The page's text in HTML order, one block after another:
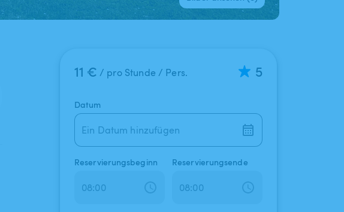
11 € / pro Stunde / Pers. 5
Datum
Ein Datum hinzufügen
Reservierungsbeginn Reservierungsende